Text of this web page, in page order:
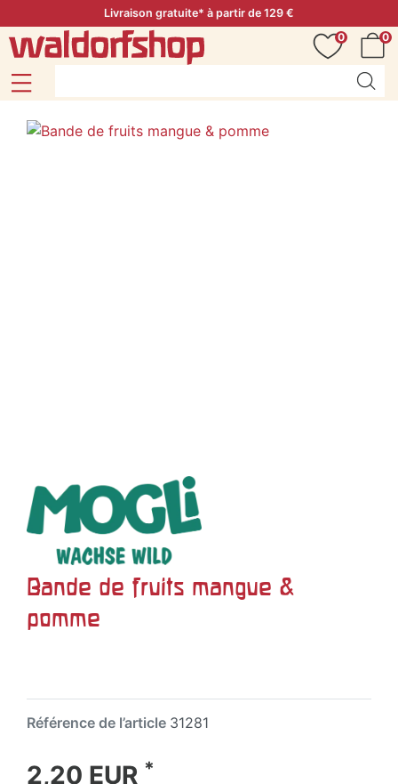
Livraison gratuite* à partir de 129 €
0
0
Bande de fruits mangue &
pomme
Référence de l’article 31281
2,20 EUR *